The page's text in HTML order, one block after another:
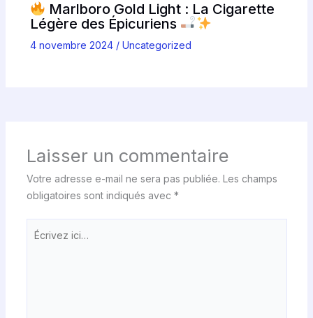
Marlboro Gold Light : La Cigarette
Légère des Épicuriens
4 novembre 2024 / Uncategorized
Laisser un commentaire
Votre adresse e-mail ne sera pas publiée. Les champs
obligatoires sont indiqués avec *
ici…